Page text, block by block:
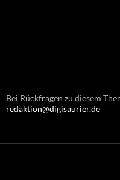
Bei Rückfragen zu diesem
redaktion@digisaurier.de